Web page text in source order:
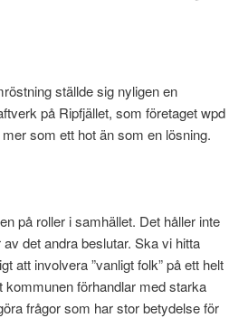
ställde sig nyligen en
på Ripfjället, som företaget wpd
som ett hot än som en lösning.
på roller i samhället. Det håller inte
det andra beslutar. Ska vi hitta
att involvera ”vanligt folk” på ett helt
förhandlar med starka
frågor som har stor betydelse för